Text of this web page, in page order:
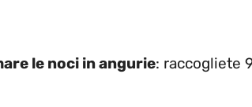
le noci in angurie: raccogliete